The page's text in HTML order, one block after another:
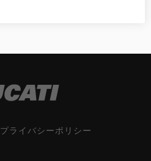
プライバシーポリシー